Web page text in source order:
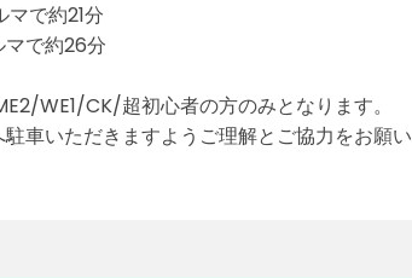
で約21分
で約26分
CK/超初心者の方のみとなります。
車いただきますようご理解とご協力をお願い